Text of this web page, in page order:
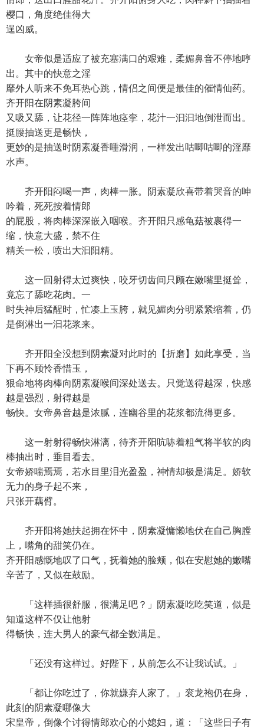
樱口，角度绝佳得大
逞凶威。
女帝似是适应了被充塞满口的艰难，柔媚鼻音不停地哼
出。其中的快意之淫
靡外人听来不免耳热心跳，情侣之间便是最佳的催情仙药。
齐开阳在阴素凝胯间
又吸又舔，让花径一阵阵地痉挛，花汁一汩汩地倒泄而出。
挺腰抽送更是畅快，
更妙的是抽送时阴素凝香唾滑润，一样发出咕唧咕唧的淫靡
水声。
齐开阳闷喝一声，肉棒一胀。阴素凝欣喜带着哭音的呻
吟着，死死按着情郎
的屁股，将肉棒深深嵌入咽喉。齐开阳只感龟菇被裹得一
缩，快意大盛，禁不住
精关一松，喷出大汩阳精。
这一回射得太过爽快，咬牙切齿间只顾在嫩嘴里挺耸，
竟忘了舔吃花肉。一
时失神后猛醒时，忙凑上玉胯，就见媚肉分明紧紧缩着，仍
是倒淋出一汩花浆来。
齐开阳全没想到阴素凝对此时的【折磨】如此享受，当
下再不顾怜香惜玉，
狠命地将肉棒向阴素凝喉间深处送去。只觉送得越深，快感
越是强烈，射得越是
畅快。女帝鼻音越是浓腻，连幽谷里的花浆都流得更多。
这一射射得畅快淋漓，待齐开阳吭哧着粗气将半软的肉
棒抽出时，垂目看去。
女帝娇喘焉焉，若水目里泪光盈盈，神情却极是满足。娇软
无力的身子起不来，
只张开藕臂。
齐开阳将她扶起拥在怀中，阴素凝慵懒地伏在自己胸膛
上，嘴角的甜笑仍在。
齐开阳感慨地叹了口气，抚着她的脸颊，似在安慰她的嫩嘴
辛苦了，又似在鼓励。
「这样插很舒服，很满足吧？」阴素凝吃吃笑道，似是
知道这样不仅让他射
得畅快，连大男人的豪气都全数满足。
「还没有这样过。好陛下，从前怎么不让我试试。」
「都让你吃过了，你就嫌弃人家了。」衮龙袍仍在身，
此刻的阴素凝哪像大
宋皇帝，倒像个讨得情郎欢心的小媳妇，道：「这些日子有